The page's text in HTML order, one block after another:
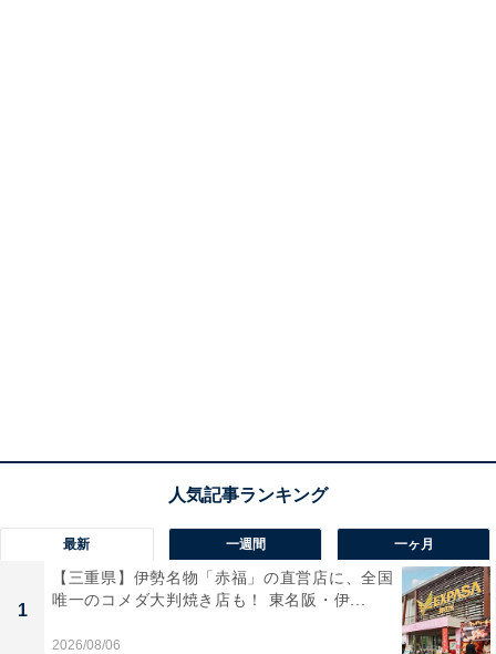
最新 一週間 一ヶ月
1
【三重県】伊勢名物「赤福」の直営店に、全国
唯一のコメダ大判焼き店も！ 東名阪・伊...
2026/08/06